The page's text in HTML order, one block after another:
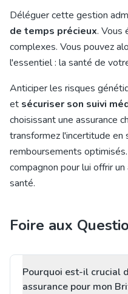
Déléguer cette gestion
de temps précieux. Vous
complexes. Vous pouvez
l'essentiel : la santé de
Anticiper les risques
et sécuriser son suivi
choisissant une assurance
transformez l'incertitude en
remboursements
compagnon pour lui offrir
santé.
Foire aux
Pourquoi est-il crucial
assurance pour mon